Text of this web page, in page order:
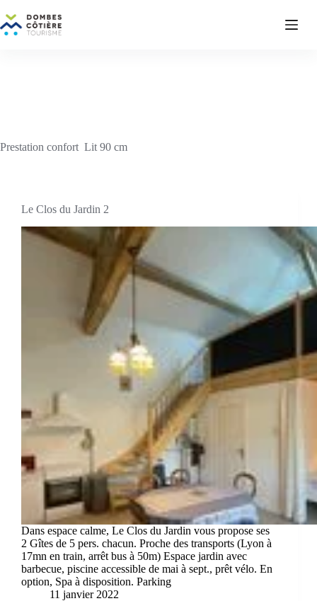
au
contenu
Prestation confort Lit 90 cm
Le Clos du Jardin 2
Dans espace calme, Le Clos du Jardin vous propose ses
2 Gîtes de 5 pers. chacun. Proche des transports (Lyon à
17mn en train, arrêt bus à 50m) Espace jardin avec
barbecue, piscine accessible de mai à sept., prêt vélo. En
option, Spa à disposition. Parking
11 janvier 2022